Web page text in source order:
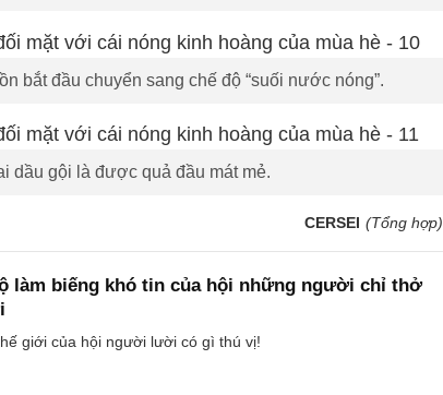
bắt đầu chuyển sang chế độ “suối nước nóng”.
dầu gội là được quả đầu mát mẻ.
CERSEI (Tổng hợp)
làm biếng khó tin của hội những người chỉ thở
giới của hội người lười có gì thú vị!